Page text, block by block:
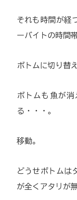
それも時間が経
ーバイトの時間
ボトムに切り替え
ボトムも魚が
る・・・。
移動。
どうせボトムは
が全くアタリが